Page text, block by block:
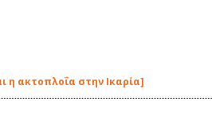
η ακτοπλοΐα στην Ικαρία]